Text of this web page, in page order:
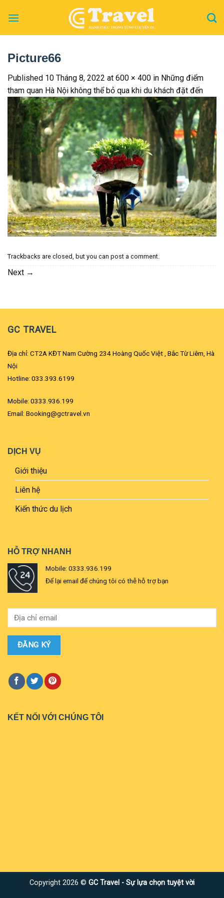
Picture66
Published 10 Tháng 8, 2022 at 600 × 400 in Những điểm
tham quan Hà Nội không thể bỏ qua khi du khách đặt đến
Trackbacks are closed, but you can post a comment.
Next →
GC TRAVEL
Địa chỉ: CT2A KĐT Nam Cường 234 Hoàng Quốc Việt , Bắc Từ Liêm, Hà
Nội
Hotline: 033.393.6199
Mobile: 0333.936.199
Email: Booking@gctravel.vn
DỊCH VỤ
Giới thiệu
Liên hệ
Kiến thức du lịch
HỖ TRỢ NHANH
Mobile: 0333.936.199
Để lại email để chúng tôi có thễ hỗ trợ bạn
KẾT NỐI VỚI CHÚNG TÔI
Copyright 2026 © GC Travel - Sự lựa chọn tuyệt vời